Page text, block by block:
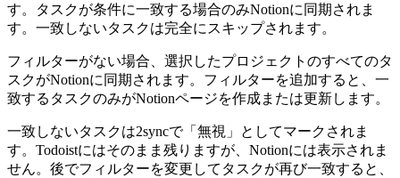
す。タスクが条件に一致する場合のみNotionに同期されま
す。一致しないタスクは完全にスキップされます。
フィルターがない場合、選択したプロジェクトのすべてのタ
スクがNotionに同期されます。フィルターを追加すると、一
致するタスクのみがNotionページを作成または更新します。
一致しないタスクは2syncで「無視」としてマークされま
す。Todoistにはそのまま残りますが、Notionには表示されま
せん。後でフィルターを変更してタスクが再び一致すると、